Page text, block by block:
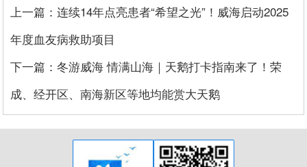
上一篇：连续14年点亮患者“希望之光”！威海启动2025
年度血友病救助项目
下一篇：冬游威海 情满山海｜天鹅打卡指南来了！荣
成、经开区、南海新区等地均能赏大天鹅